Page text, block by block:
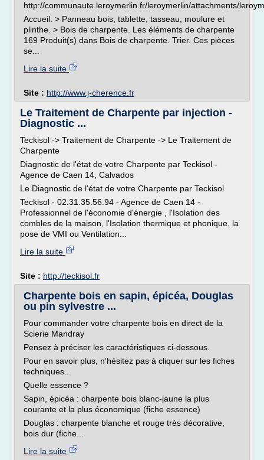
http://communaute.leroymerlin.fr/leroymerlin/attachments/
Accueil. > Panneau bois, tablette, tasseau, moulure et
plinthe. > Bois de charpente. Les éléments de charpente
169 Produit(s) dans Bois de charpente. Trier. Ces pièces
se...
Lire la suite
Site : http://www.j-cherence.fr
Le Traitement de Charpente par injection -
Diagnostic ...
Teckisol -> Traitement de Charpente -> Le Traitement de
Charpente
Diagnostic de l'état de votre Charpente par Teckisol -
Agence de Caen 14, Calvados
Le Diagnostic de l'état de votre Charpente par Teckisol
Teckisol - 02.31.35.56.94 - Agence de Caen 14 -
Professionnel de l'économie d'énergie , l'Isolation des
combles de la maison, l'Isolation thermique et phonique, la
pose de VMI ou Ventilation...
Lire la suite
Site : http://teckisol.fr
Charpente bois en sapin, épicéa, Douglas
ou pin sylvestre ...
Pour commander votre charpente bois en direct de la
Scierie Mandray
Pensez à préciser les caractéristiques ci-dessous.
Pour en savoir plus, n'hésitez pas à cliquer sur les fiches
techniques...
Quelle essence ?
Sapin, épicéa : charpente bois blanc-jaune la plus
courante et la plus économique (fiche essence)
Douglas : charpente blanche et rouge très décorative,
bois dur (fiche...
Lire la suite